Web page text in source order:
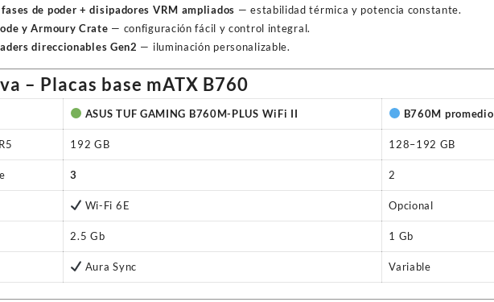
de poder + disipadores VRM ampliados — estabilidad térmica y potencia constante.
y Armoury Crate — configuración fácil y control integral.
direccionables Gen2 — iluminación personalizable.
– Placas base mATX B760
ASUS TUF GAMING B760M-PLUS WiFi II B760M promedio
192 GB 128–192 GB
3 2
Wi-Fi 6E Opcional
2.5 Gb 1 Gb
Aura Sync Variable